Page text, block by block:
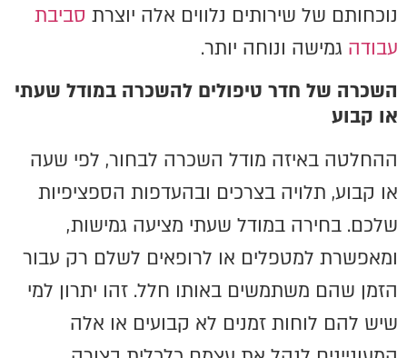
נוכחותם של שירותים נלווים אלה יוצרת סביבת
עבודה גמישה ונוחה יותר.
השכרה של חדר טיפולים להשכרה במודל שעתי
או קבוע
ההחלטה באיזה מודל השכרה לבחור, לפי שעה
או קבוע, תלויה בצרכים ובהעדפות הספציפיות
שלכם. בחירה במודל שעתי מציעה גמישות,
ומאפשרת למטפלים או לרופאים לשלם רק עבור
הזמן שהם משתמשים באותו חלל. זהו יתרון למי
שיש להם לוחות זמנים לא קבועים או אלה